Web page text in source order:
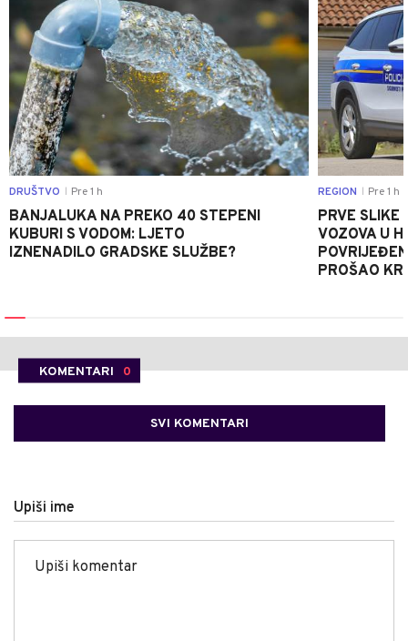
DRUŠTVO Pre 1 h
BANJALUKA NA PREKO 40 STEPENI
KUBURI S VODOM: LJETO
IZNENADILO GRADSKE SLUŽBE?
REGION Pre 1 h
PRVE SLIKE
VOZOVA U
PROŠAO
KOMENTARI 0
SVI KOMENTARI
Upiši ime